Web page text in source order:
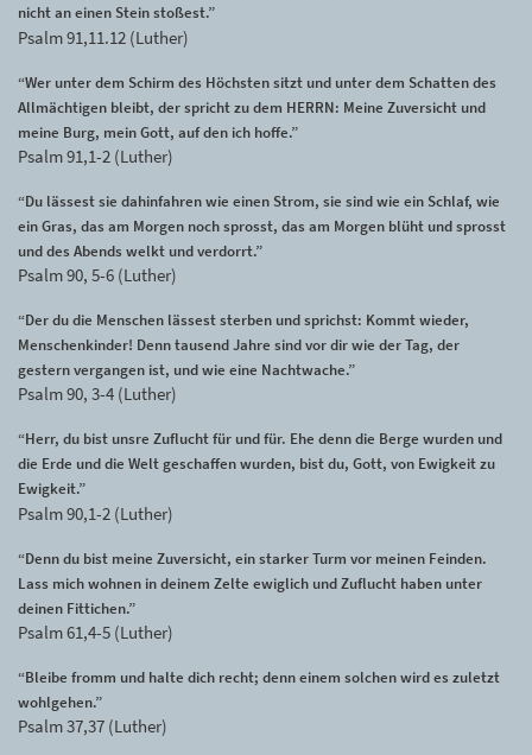
nicht an einen Stein stoßest.”
Psalm 91,11.12 (Luther)
“Wer unter dem Schirm des Höchsten sitzt und unter dem Schatten des
Allmächtigen bleibt, der spricht zu dem HERRN: Meine Zuversicht und
meine Burg, mein Gott, auf den ich hoffe.”
Psalm 91,1-2 (Luther)
“Du lässest sie dahinfahren wie einen Strom, sie sind wie ein Schlaf, wie
ein Gras, das am Morgen noch sprosst, das am Morgen blüht und sprosst
und des Abends welkt und verdorrt.”
Psalm 90, 5-6 (Luther)
“Der du die Menschen lässest sterben und sprichst: Kommt wieder,
Menschenkinder! Denn tausend Jahre sind vor dir wie der Tag, der
gestern vergangen ist, und wie eine Nachtwache.”
Psalm 90, 3-4 (Luther)
“Herr, du bist unsre Zuflucht für und für. Ehe denn die Berge wurden und
die Erde und die Welt geschaffen wurden, bist du, Gott, von Ewigkeit zu
Ewigkeit.”
Psalm 90,1-2 (Luther)
“Denn du bist meine Zuversicht, ein starker Turm vor meinen Feinden.
Lass mich wohnen in deinem Zelte ewiglich und Zuflucht haben unter
deinen Fittichen.”
Psalm 61,4-5 (Luther)
“Bleibe fromm und halte dich recht; denn einem solchen wird es zuletzt
wohlgehen.”
Psalm 37,37 (Luther)